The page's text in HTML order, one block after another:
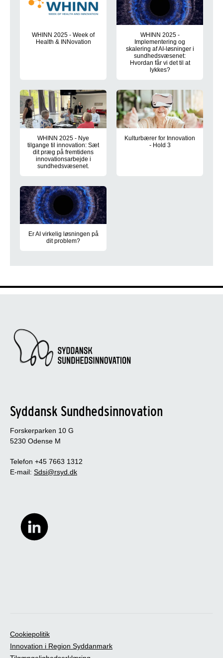
WHINN 2025 - Week of
Health & INNovation
29.-30. oktober 2025 - viden, inspiration og indsigt i trends
WHINN 2025 -
Implementering og
skalering af AI-løsninger i
sundhedsvæsenet:
Hvordan får vi det til at
lykkes?
WHINN 2025 - Nye
tilgange til innovation: Sæt
dit præg på fremtidens
innovationsarbejde i
sundhedsvæsenet.
Kulturbærer for Innovation
- Hold 3
Er AI virkelig løsningen på
dit problem?
Syddansk Sundhedsinnovation
Forskerparken 10 G
5230 Odense M
Telefon +45 7663 1312
E-mail: Sdsi@rsyd.dk
Cookiepolitik
Innovation i Region Syddanmark